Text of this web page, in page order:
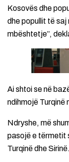
Kosovës dhe
dhe popullit të saj
mbështetje”,
Ai shtoi se në
ndihmojë Turqinë
Ndryshe, më
pasojë e tërmetit
Turqinë dhe Sirinë.